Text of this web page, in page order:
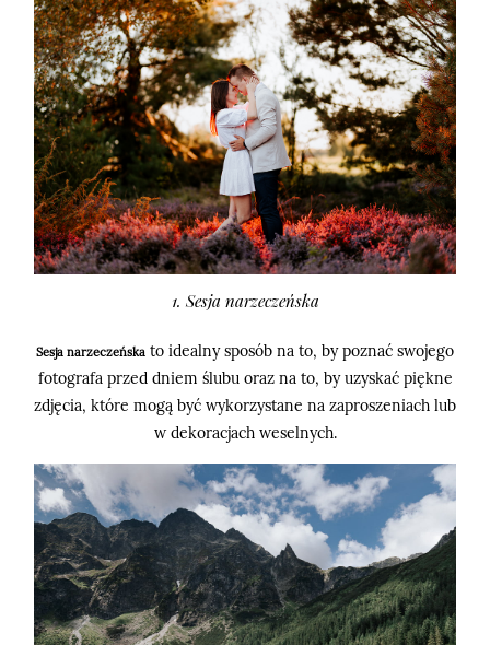
1. Sesja narzeczeńska
Sesja narzeczeńska to idealny sposób na to, by poznać swojego
fotografa przed dniem ślubu oraz na to, by uzyskać piękne
zdjęcia, które mogą być wykorzystane na zaproszeniach lub
w dekoracjach weselnych.